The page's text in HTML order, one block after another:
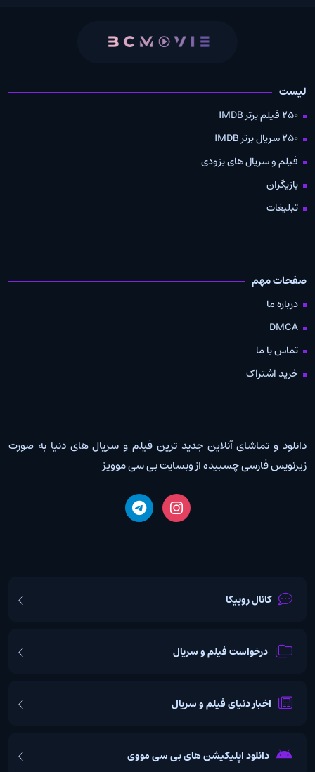
لیست
250 فیلم برتر IMDB
250 سریال برتر IMDB
فیلم و سریال های بزودی
بازیگران
تبلیغات
صفحات مهم
درباره ما
DMCA
تماس با ما
خرید اشتراک
دانلود و تماشای آنلاین جدید ترین فیلم و سریال های دنیا به صورت
زیرنویس فارسی چسبیده از وبسایت بی سی موویز
کانال روبیکا
درخواست فیلم و سریال
اخبار دنیای فیلم و سریال
دانلود اپلیکیشن های بی سی مووی